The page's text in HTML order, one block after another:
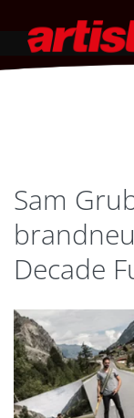
Sam
Decade